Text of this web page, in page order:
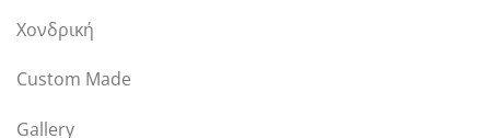
Χονδρική
Custom Made
Gallery